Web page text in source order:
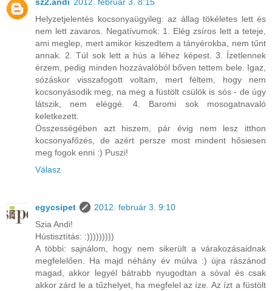
Helyzetjelentés kocsonyaügyileg: az állag tökéletes lett és
nem lett zavaros. Negatívumok: 1. Elég zsíros lett a teteje,
ami meglep, mert amikor kiszedtem a tányérokba, nem tűnt
annak. 2. Túl sok lett a hús a léhez képest. 3. Ízetlennek
érzem, pedig minden hozzávalóból bőven tettem bele. Igaz,
sózáskor visszafogott voltam, mert féltem, hogy nem
kocsonyásodik meg, na meg a füstölt csülök is sós - de úgy
látszik, nem eléggé. 4. Baromi sok mosogatnavaló
keletkezett.
Összességében azt hiszem, pár évig nem lesz itthon
kocsonyafőzés, de azért persze most mindent hősiesen
meg fogok enni :) Puszi!
Válasz
egycsipet
2012. február 3. 9:10
Szia Andi!
Hústisztítás: :)))))))))
A többi: sajnálom, hogy nem sikerült a várakozásaidnak
megfelelően. Ha majd néhány év múlva :) újra rászánod
magad, akkor legyél bátrabb nyugodtan a sóval és csak
akkor zárd le a tűzhelyet, ha megfelel az íze. Az ízt a füstölt